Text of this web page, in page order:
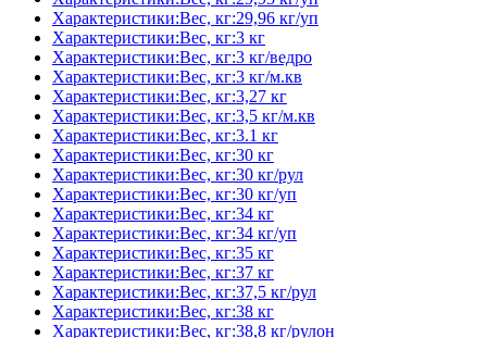
Характеристики:Вес, кг:29,96 кг/уп
Характеристики:Вес, кг:3 кг
Характеристики:Вес, кг:3 кг/ведро
Характеристики:Вес, кг:3 кг/м.кв
Характеристики:Вес, кг:3,27 кг
Характеристики:Вес, кг:3,5 кг/м.кв
Характеристики:Вес, кг:3.1 кг
Характеристики:Вес, кг:30 кг
Характеристики:Вес, кг:30 кг/рул
Характеристики:Вес, кг:30 кг/уп
Характеристики:Вес, кг:34 кг
Характеристики:Вес, кг:34 кг/уп
Характеристики:Вес, кг:35 кг
Характеристики:Вес, кг:37 кг
Характеристики:Вес, кг:37,5 кг/рул
Характеристики:Вес, кг:38 кг
Характеристики:Вес, кг:38,8 кг/рулон